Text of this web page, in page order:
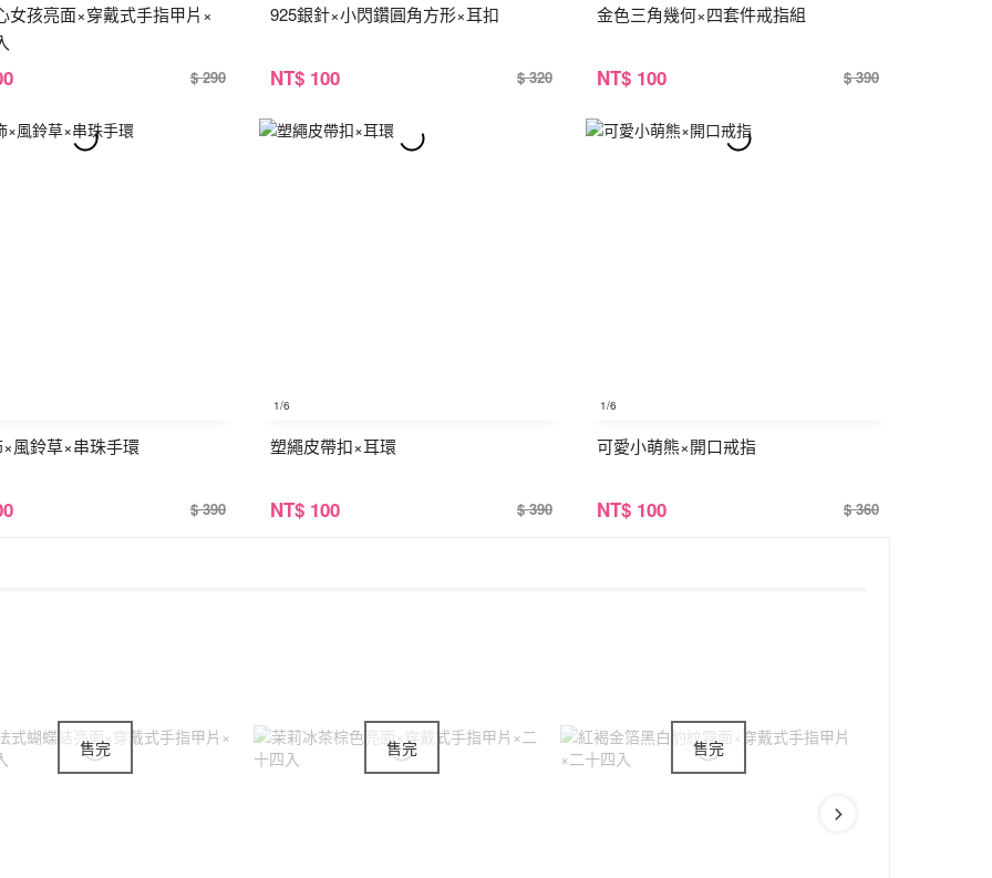
女孩亮面×穿戴式手指甲片×
$ 290
925銀針×小閃鑽圓角方形×耳扣
NT$ 100 $ 320
金色三角幾何×四套件戒指組
NT$ 100 $ 390
風鈴草×串珠手環
$ 390
1/6
塑繩皮帶扣×耳環
NT$ 100 $ 390
1/6
可愛小萌熊×開口戒指
NT$ 100 $ 360